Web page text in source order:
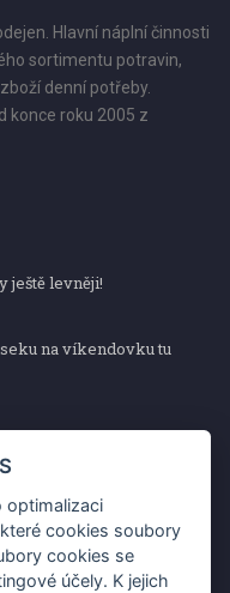
Hlavní náplní činnosti
sortimentu potravin,
denní potřeby.
konce roku 2005 z
ještě levněji!
na víkendovku tu
na víkendovku tu
sekerku Fiskars
optimalizaci
cookies soubory
cookies se
účely. K jejich